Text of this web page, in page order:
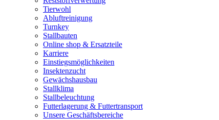
Tierwohl
Abluftreinigung
Turnkey
Stallbauten
Online shop & Ersatzteile
Karriere
Einstiegsmöglichkeiten
Insektenzucht
Gewächshausbau
Stallklima
Stallbeleuchtung
Futterlagerung & Futtertransport
Unsere Geschäftsbereiche